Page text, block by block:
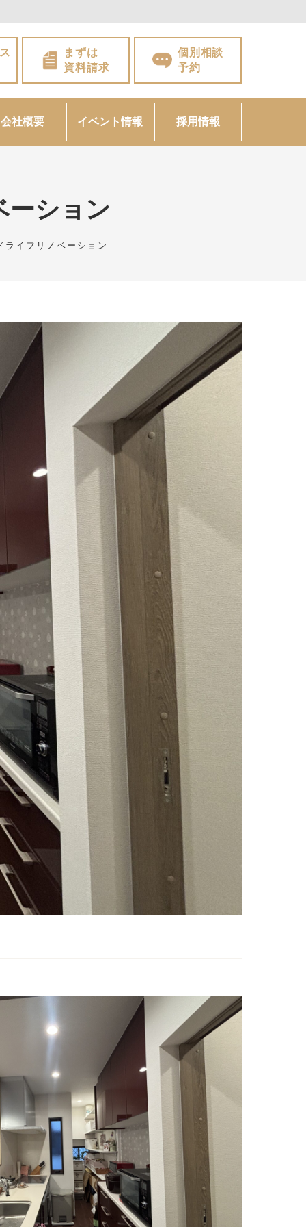
まずは
資料請求
個別相談
予約
会社概要 イベント情報 採用情報
ーション
ライフリノベーション